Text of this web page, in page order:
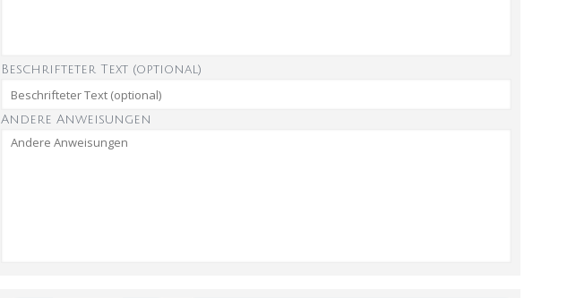
Beschrifteter Text (optional)
Andere Anweisungen